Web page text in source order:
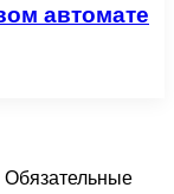
автомате
Обязательные